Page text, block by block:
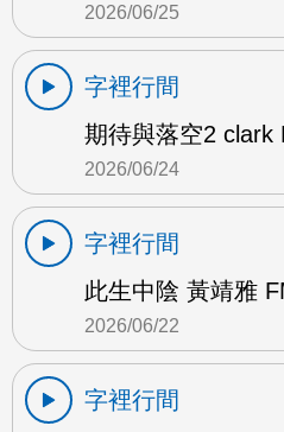
2026/06/25
字裡行間
期待與落空2 clark
2026/06/24
字裡行間
此生中陰 黃靖雅
2026/06/22
字裡行間